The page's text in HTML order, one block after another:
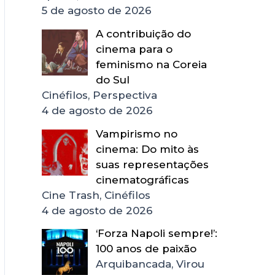
5 de agosto de 2026
A contribuição do
cinema para o
feminismo na Coreia
do Sul
Cinéfilos, Perspectiva
4 de agosto de 2026
Vampirismo no
cinema: Do mito às
suas representações
cinematográficas
Cine Trash, Cinéfilos
4 de agosto de 2026
‘Forza Napoli sempre!’:
100 anos de paixão
Arquibancada, Virou